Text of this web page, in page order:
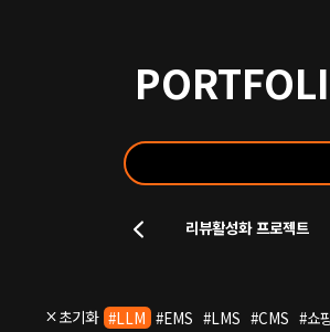
리뷰활성화 프로젝트
초기화 #LLM #EMS #LMS #CMS #쇼